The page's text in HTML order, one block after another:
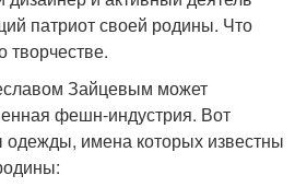
патриот своей родины. Что
творчестве.
Зайцевым может
фешн-индустрия. Вот
одежды, имена которых известны